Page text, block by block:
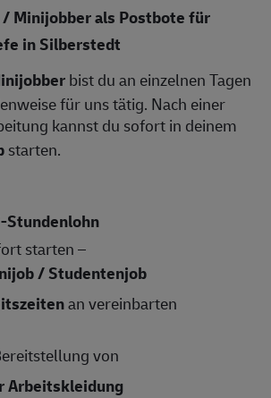
Minijobber als Postbote für
in Silberstedt
bist du an einzelnen Tagen
für uns tätig. Nach einer
kannst du sofort in deinem
starten.
Stundenlohn
starten –
/ Studentenjob
an vereinbarten
von
Arbeitskleidung